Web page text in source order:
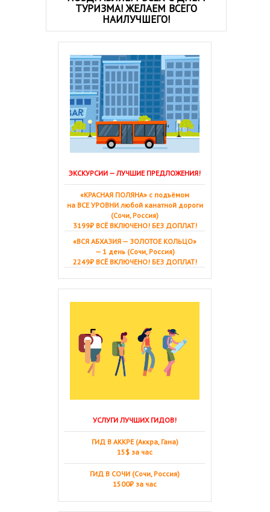
ТУРИЗМА! ЖЕЛАЕМ ВСЕГО
НАИЛУЧШЕГО!
ЭКСКУРСИИ — ЛУЧШИЕ ПРЕДЛОЖЕНИЯ!
«КРАСНАЯ ПОЛЯНА» с подъёмом
на ВСЕ УРОВНИ любой канатной дороги
(Сочи, Россия)
3199₽ ВСЁ ВКЛЮЧЕНО! БЕЗ ДОПЛАТ!
«ВСЯ АБХАЗИЯ — ЗОЛОТОЕ КОЛЬЦО»
— 1 день (Сочи, Россия)
2249₽ ВСЁ ВКЛЮЧЕНО! БЕЗ ДОПЛАТ!
УСЛУГИ ЛУЧШИХ ГИДОВ!
ГИД В АККРЕ (Аккра, Гана)
15$ за час
ГИД В СОЧИ (Сочи, Россия)
1500₽ за час